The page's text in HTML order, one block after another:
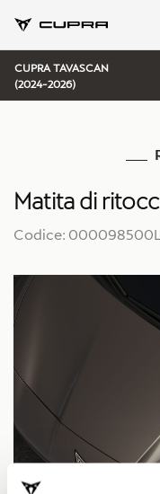
CUPRA TAVASCAN
(2024-2026)
Matita di
Codice: